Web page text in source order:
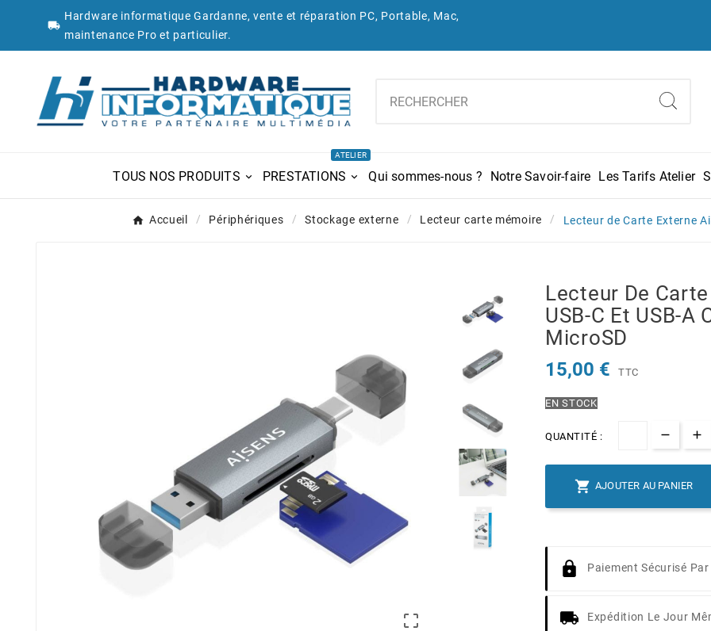

Hardware informatique Gardanne, vente et réparation PC, Portable, Mac,
maintenance Pro et particulier.
TOUS NOS PRODUITS PRESTATIONS
ATELIER
Qui sommes-nous ? Notre Savoir-faire Les Tarifs Atelier
Accueil Périphériques Stockage externe Lecteur carte mémoire Lecteur de Carte Externe

Lecteur De
USB-C Et USB-A
MicroSD
15,00 € TTC
EN STOCK
QUANTITÉ :
 AJOUTER AU PANIER
Paiement Sécurisé Par
Expédition Le Jour